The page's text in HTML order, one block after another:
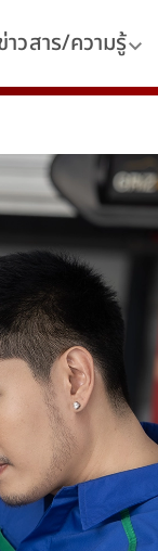
าวสาร/ความรู้